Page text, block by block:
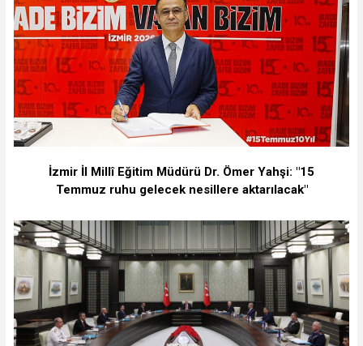
İzmir İl Millî Eğitim Müdürü Dr. Ömer Yahşi: "15
Temmuz ruhu gelecek nesillere aktarılacak"